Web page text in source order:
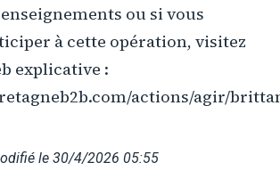
ou si vous
à cette opération, visitez
explicative :
actions/agir/
le 30/4/2026 05:55